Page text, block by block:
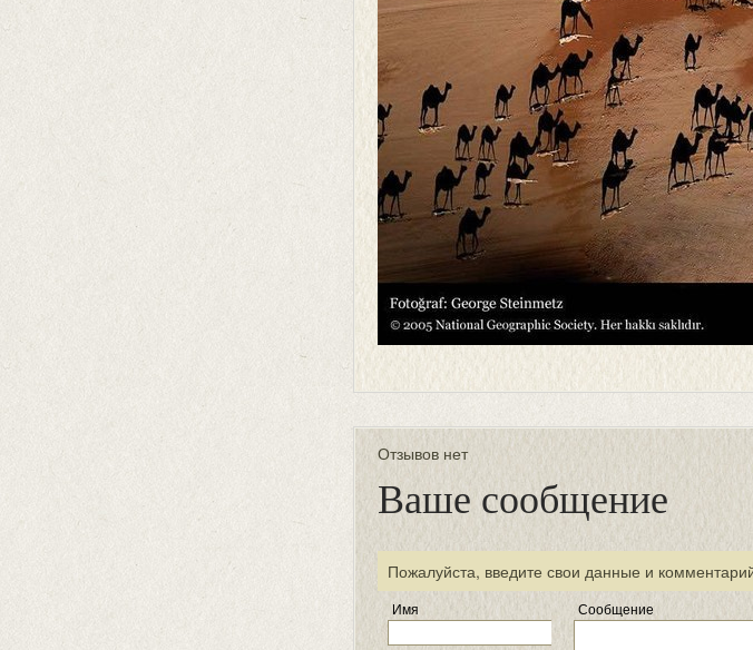
Отзывов нет
Ваше сообщение
Пожалуйста, введите свои данные и
Имя Сообщение